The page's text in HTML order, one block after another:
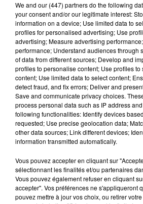
Lecture (4 min 10 sec)
100%
100% Radio les infos du grand
29 février 2024 - 4 min 10 sec
LES INFOS DU GRAND
29/02/2024 À 08H29
We and our (447) partnersdo the following
your consent and/or our legitimate interest:
information on a device; Use limited data to
profiles for personalised advertising; Use
advertising; Measure advertising
performance; Understand audiences through
of data from different sources; Develop and
profiles to personalise content; Use profiles
content; Use limited data to select content;
detect fraud, and fix errors; Deliver and
Save and communicate privacy choices.
process personal data such as IP address
following functionalities: Identify devices
requested; Use precise geolocation data;
other data sources; Link different devices;
information transmitted automatically.
Vous pouvez accepter en cliquant sur
sélectionnant les finalités et/ou partenaires
Vous pouvez également refuser en cliquant
accepter". Vos préférences ne s'appliqueront
pouvez mettre à jour vos choix, ou retirer